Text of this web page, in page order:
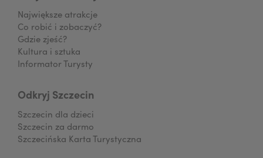
Największe atrakcje
Co robić i zobaczyć?
Gdzie zjeść?
Kultura i sztuka
Informator Turysty
Odkryj Szczecin
Szczecin dla dzieci
Szczecin za darmo
Szczecińska Karta Turystyczna